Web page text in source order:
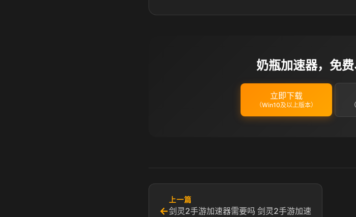
奶瓶加速器，免
立即下载
（Win10及以上版本）
←
上一篇
剑灵2手游加速器需要吗 剑灵2手游加速